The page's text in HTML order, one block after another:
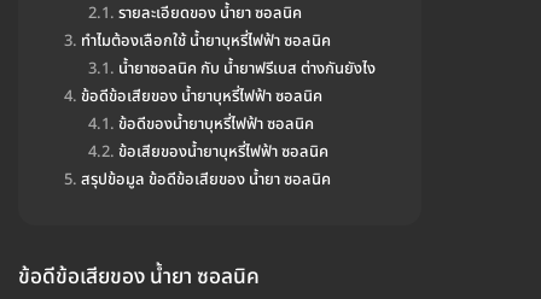
รายละเอียดของ น้ำยา ซอลนิค
ทำไมต้องเลือกใช้ น้ำยาบุหรี่ไฟฟ้า ซอลนิค
น้ำยาซอลนิค กับ น้ำยาฟรีเบส ต่างกันยังไง
ข้อดีข้อเสียของ น้ำยาบุหรี่ไฟฟ้า ซอลนิค
ข้อดีของน้ำยาบุหรี่ไฟฟ้า ซอลนิค
ข้อเสียของน้ำยาบุหรี่ไฟฟ้า ซอลนิค
สรุปข้อมูล ข้อดีข้อเสียของ น้ำยา ซอลนิค
ข้อดีข้อเสียของ น้ำยา ซอลนิค